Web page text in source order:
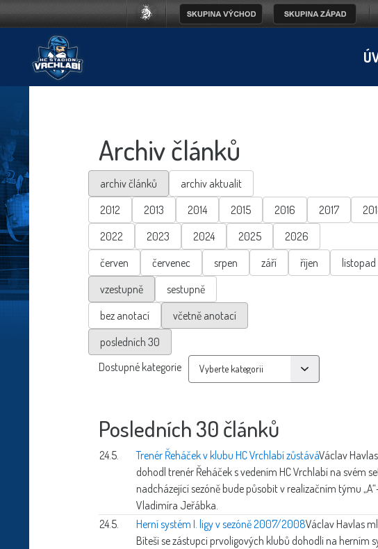
Archiv článků
archiv článků
archiv aktualit
2012
2013 2014 2015 2016 2017
2022
2023 2024 2025
2026
červen
červenec srpen září říjen listopad
vzestupně
sestupně
bez anotací
včetně anotací
posledních 30
Dostupné kategorie
Posledních 30 článků
24.5. Trenér Řeháček v klubu HC Vrchlabí zůstáváVáclav
dohodl trenér Řeháček s vedením HC Vrchlabí na svém
nadcházející sezóně bude působit v realizačním týmu
Vladimíra Jeřábka.
24.5.
Herní systém I. ligy v sezóně 2007/2008Václav Havlas ml.
Bíteši se zástupci prvoligových klubů dohodli na herním